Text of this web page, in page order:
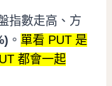
指數走高、方
。 單看 PUT 是
都會一起